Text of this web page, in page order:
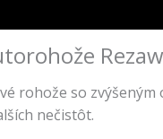
rohože so
nečistôt.